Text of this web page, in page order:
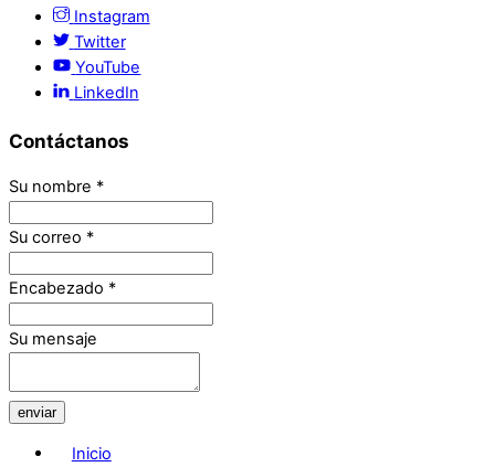
Instagram
Twitter
YouTube
LinkedIn
Contáctanos
Su nombre *
Su correo *
Encabezado *
Su mensaje
enviar
Inicio